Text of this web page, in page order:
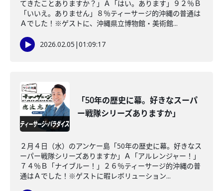
てきたことありますか？」Ａ「はい。あります」９２％Ｂ
「いいえ。ありません」８％ティーサージ的沖縄の普通は
Ａでした！※ゲストに、沖縄県立博物館・美術館...
2026.02.05 |01:09:17
「50年の歴史に幕。好きなスーパ
ー戦隊シリーズありますか」
２月４日（水）のアンケー島「50年の歴史に幕。好きなス
ーパー戦隊シリーズありますか」Ａ「アルレンジャー！」
７４％Ｂ「ナイブルー！」２６％ティーサージ的沖縄の普
通はＡでした！※ゲストに暇レボリューション...